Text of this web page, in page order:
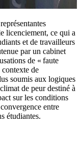
licenciement, ce qui a
et de travailleurs
par un cabinet
de « faute
de
soumis aux logiques
de peur destiné à
sur les conditions
entre
étudiantes.